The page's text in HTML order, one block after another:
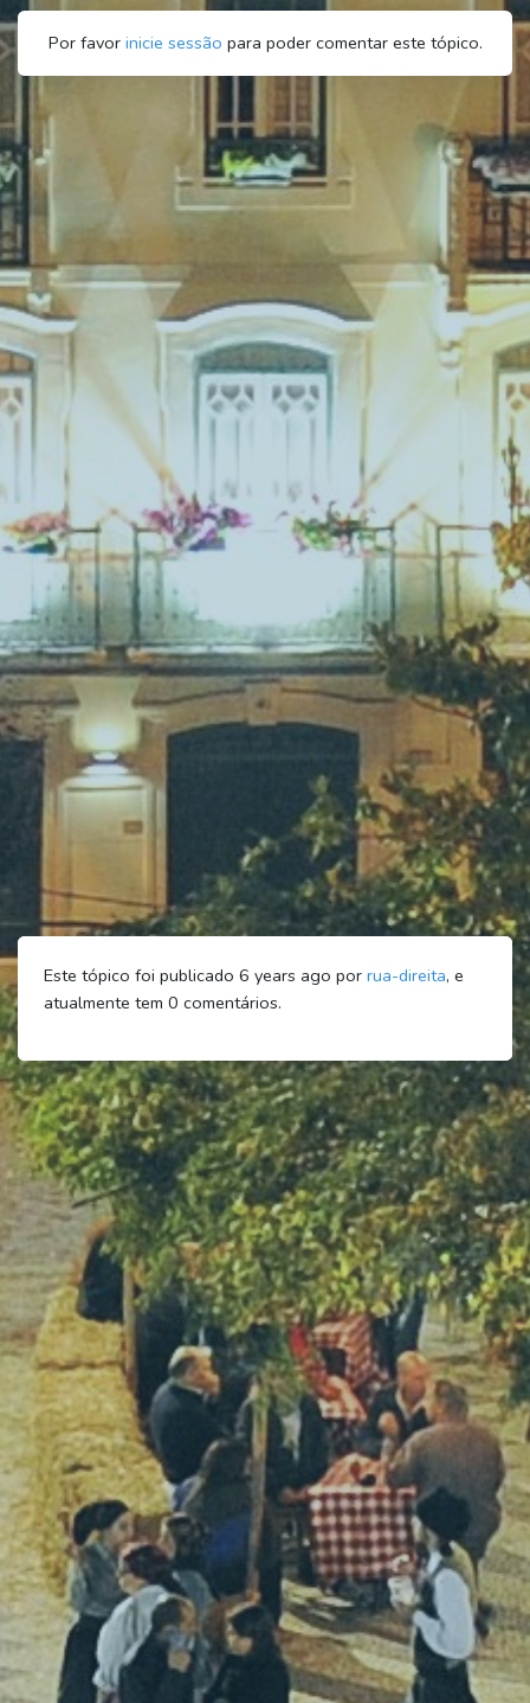
Por favor inicie sessão para poder comentar este tópico.
Este tópico foi publicado 6 years ago por rua-direita, e
atualmente tem 0 comentários.